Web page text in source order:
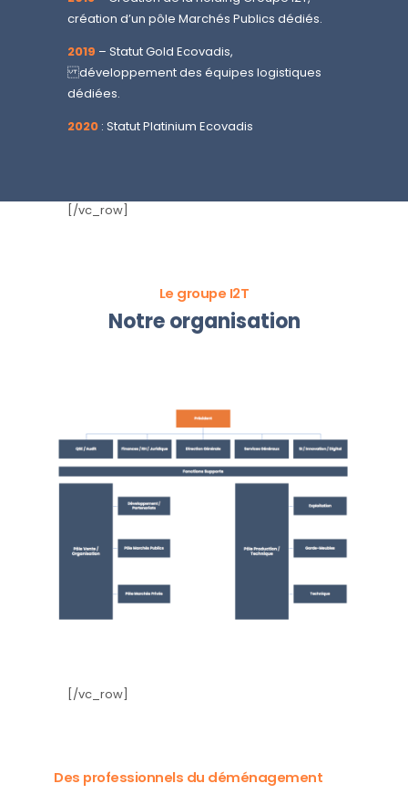
création d’un pôle Marchés Publics dédiés.
2019 – Statut Gold Ecovadis,
développement des équipes logistiques
dédiées.
2020 : Statut Platinium Ecovadis
[/vc_row]
Le groupe I2T
Notre organisation
[/vc_row]
Des professionnels du déménagement